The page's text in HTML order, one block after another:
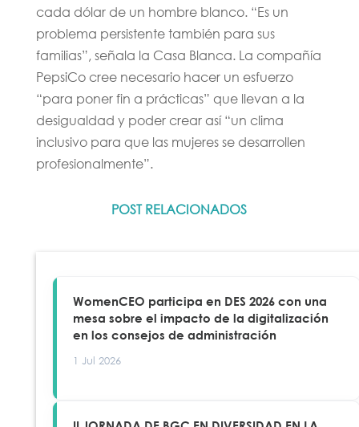
cada dólar de un hombre blanco. “Es un
problema persistente también para sus
familias”, señala la Casa Blanca. La compañía
PepsiCo cree necesario hacer un esfuerzo
“para poner fin a prácticas” que llevan a la
desigualdad y poder crear así “un clima
inclusivo para que las mujeres se desarrollen
profesionalmente”.
POST RELACIONADOS
WomenCEO participa en DES 2026 con una
mesa sobre el impacto de la digitalización
en los consejos de administración
1 Jul 2026